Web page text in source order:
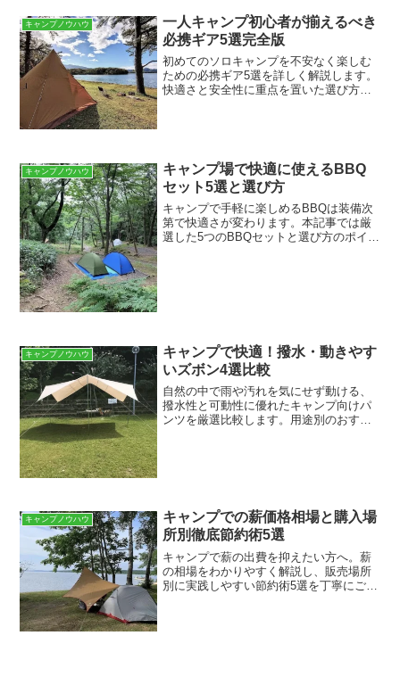
キャンプノウハウ
一人キャンプ初心者が揃えるべき
必携ギア5選完全版
初めてのソロキャンプを不安なく楽しむ
ための必携ギア5選を詳しく解説します。
快適さと安全性に重点を置いた選び方と
キャンプノウハウ
キャンプ場で快適に使えるBBQ
セット5選と選び方
キャンプで手軽に楽しめるBBQは装備次
第で快適さが変わります。本記事では厳
選した5つのBBQセットと選び方のポイン
キャンプノウハウ
キャンプで快適！撥水・動きやす
いズボン4選比較
自然の中で雨や汚れを気にせず動ける、
撥水性と可動性に優れたキャンプ向けパ
ンツを厳選比較します。用途別のおすす
キャンプノウハウ
キャンプでの薪価格相場と購入場
所別徹底節約術5選
キャンプで薪の出費を抑えたい方へ。薪
の相場をわかりやすく解説し、販売場所
別に実践しやすい節約術5選を丁寧にご紹